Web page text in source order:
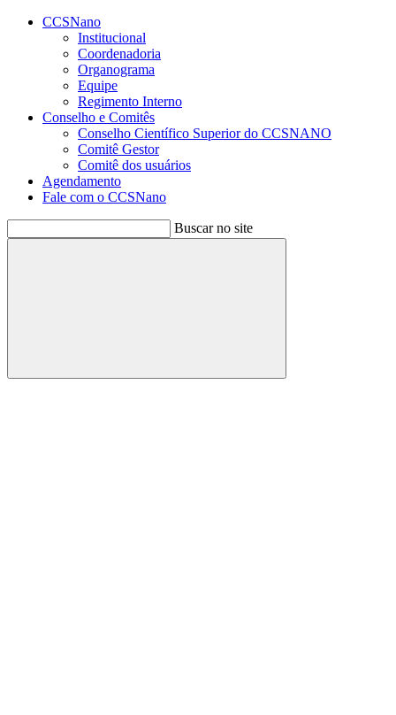
Conteúdo principal
CCSNano
Institucional
Coordenadoria
Organograma
Equipe
Regimento Interno
Conselho e Comitês
Conselho Científico Superior do CCSNANO
Comitê Gestor
Comitê dos usuários
Agendamento
Fale com o CCSNano
Buscar no site
Buscar